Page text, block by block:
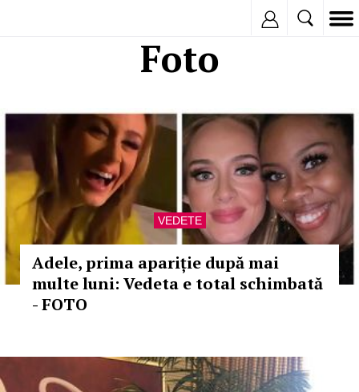
Foto
VEDETE
Adele, prima apariție după mai
multe luni: Vedeta e total schimbată
- FOTO